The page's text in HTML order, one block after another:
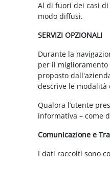
Al di fuori dei casi
modo diffusi.
SERVIZI OPZIONALI
Durante la
per il miglioramento
proposto
descrive le
Qualora l’utente
informativa – come
Comunicazione e
I dati raccolti sono